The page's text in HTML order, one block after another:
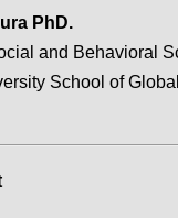
PhD.
and Behavioral
School of